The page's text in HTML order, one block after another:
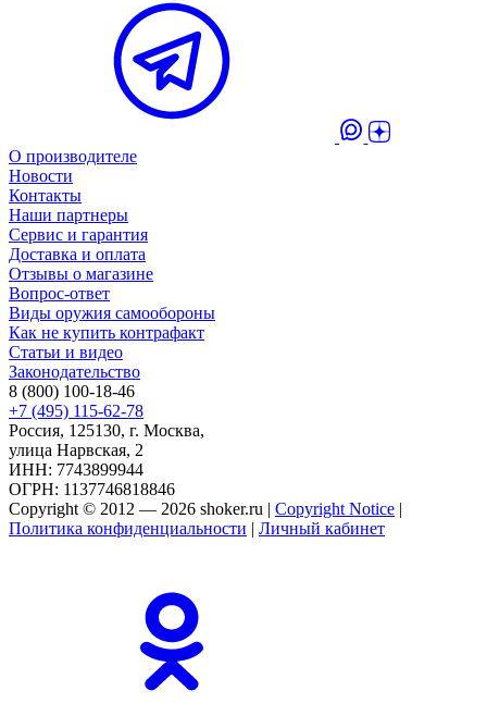
О производителе
Новости
Контакты
Наши партнеры
Сервис и гарантия
Доставка и оплата
Отзывы о магазине
Вопрос-ответ
Виды оружия самообороны
Как не купить контрафакт
Статьи и видео
Законодательство
8 (800) 100-18-46
+7 (495) 115-62-78
Россия, 125130, г. Москва,
улица Нарвская, 2
ИНН: 7743899944
ОГРН: 1137746818846
Copyright © 2012 — 2026 shoker.ru | Copyright Notice |
Политика конфиденциальности | Личный кабинет